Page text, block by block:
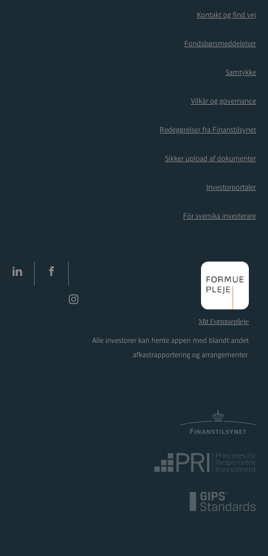
Kontakt og find vej
Fondsbørsmeddelelser
Samtykke
Vilkår og governance
Redegørelser fra Finanstilsynet
Sikker upload af dokumenter
Investorportaler
För svenska investerare
Mit Formuepleje
Alle investorer kan hente appen med blandt andet
afkastrapportering og arrangementer.